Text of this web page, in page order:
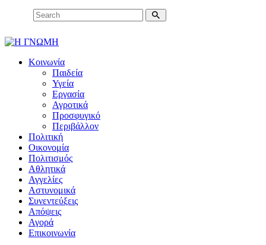
Κοινωνία
Παιδεία
Υγεία
Εργασία
Αγροτικά
Προσφυγικό
Περιβάλλον
Πολιτική
Οικονομία
Πολιτισμός
Αθλητικά
Αγγελίες
Αστυνομικά
Συνεντεύξεις
Απόψεις
Αγορά
Επικοινωνία